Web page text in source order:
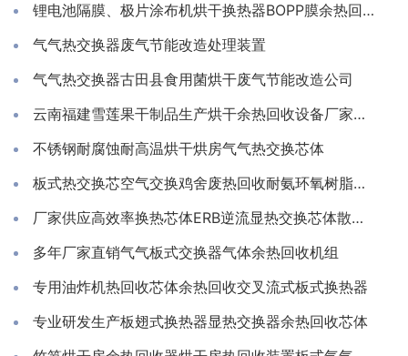
锂电池隔膜、极片涂布机烘干换热器BOPP膜余热回收装置
气气热交换器废气节能改造处理装置
气气热交换器古田县食用菌烘干废气节能改造公司
云南福建雪莲果干制品生产烘干余热回收设备厂家推荐亲水铝箔换热芯
不锈钢耐腐蚀耐高温烘干烘房气气热交换芯体
板式热交换芯空气交换鸡舍废热回收耐氨环氧树脂通风除湿换热
厂家供应高效率换热芯体ERB逆流显热交换芯体散热器
多年厂家直销气气板式交换器气体余热回收机组
专用油炸机热回收芯体余热回收交叉流式板式换热器
专业研发生产板翅式换热器显热交换器余热回收芯体